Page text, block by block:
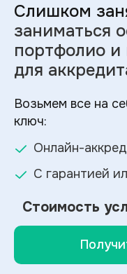
Слишком
заниматься
портфолио и
для
Возьмем все на
ключ:
Онлайн-
С гарантией
Стоимость